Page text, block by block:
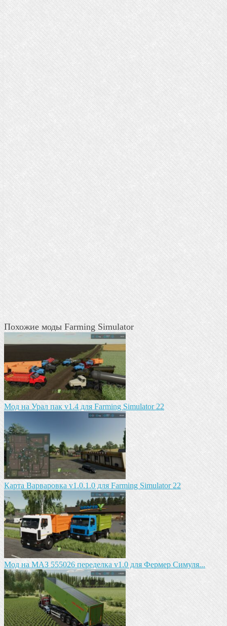
Похожие моды Farming Simulator
Мод на Урал пак v1.4 для Farming Simulator 22
Карта Варваровка v1.0.1.0 для Farming Simulator 22
Мод на МАЗ 555026 пeрeдeлка v1.0 для Фермер Симуля...